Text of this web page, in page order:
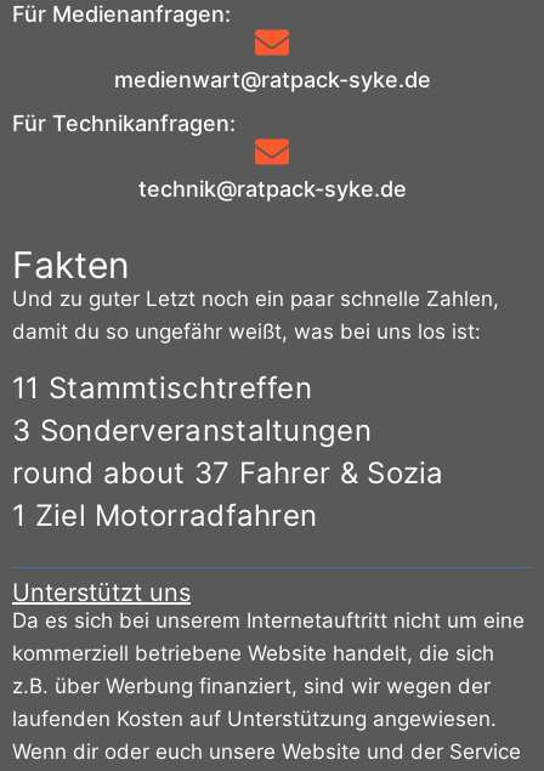
Für Medienanfragen:
medienwart@ratpack-syke.de
Für Technikanfragen:
technik@ratpack-syke.de
Fakten
Und zu guter Letzt noch ein paar schnelle Zahlen,
damit du so ungefähr weißt, was bei uns los ist:
11 Stammtischtreffen
3 Sonderveranstaltungen
round about 37 Fahrer & Sozia
1 Ziel Motorradfahren
Unterstützt uns
Da es sich bei unserem Internetauftritt nicht um eine
kommerziell betriebene Website handelt, die sich
z.B. über Werbung finanziert, sind wir wegen der
laufenden Kosten auf Unterstützung angewiesen.
Wenn dir oder euch unsere Website und der Service